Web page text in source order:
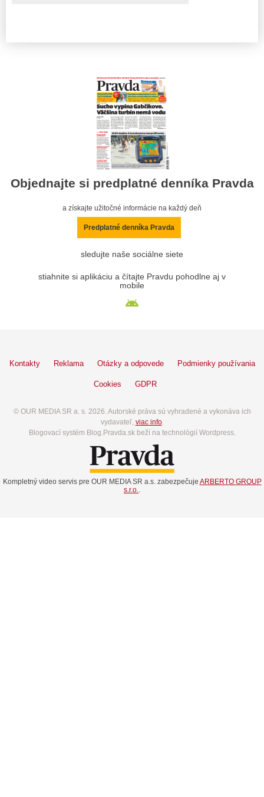
Objednajte si predplatné denníka Pravda
a získajte užitočné informácie na každý deň
Predplatné denníka Pravda
sledujte naše sociálne siete
stiahnite si aplikáciu a čítajte Pravdu pohodlne aj v
mobile
Kontakty Reklama Otázky a odpovede Podmienky používania
Cookies GDPR
© OUR MEDIA SR a. s. 2026. Autorské práva sú vyhradené a vykonáva ich
vydavateľ, viac info.
Blogovací systém Blog.Pravda.sk beží na technológií Wordpress.
Kompletný video servis pre OUR MEDIA SR a.s. zabezpečuje ARBERTO GROUP
s.r.o.